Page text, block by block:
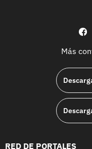
Más
RED DE PORTALES